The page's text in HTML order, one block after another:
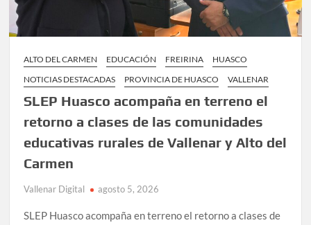
ALTO DEL CARMEN EDUCACIÓN FREIRINA
HUASCO
NOTICIAS DESTACADAS
PROVINCIA DE HUASCO VALLENAR
SLEP Huasco acompaña en terreno el
retorno a clases de las comunidades
educativas rurales de Vallenar y Alto del
Carmen
Vallenar Digital agosto 5, 2026
SLEP Huasco acompaña en terreno el retorno a clases de